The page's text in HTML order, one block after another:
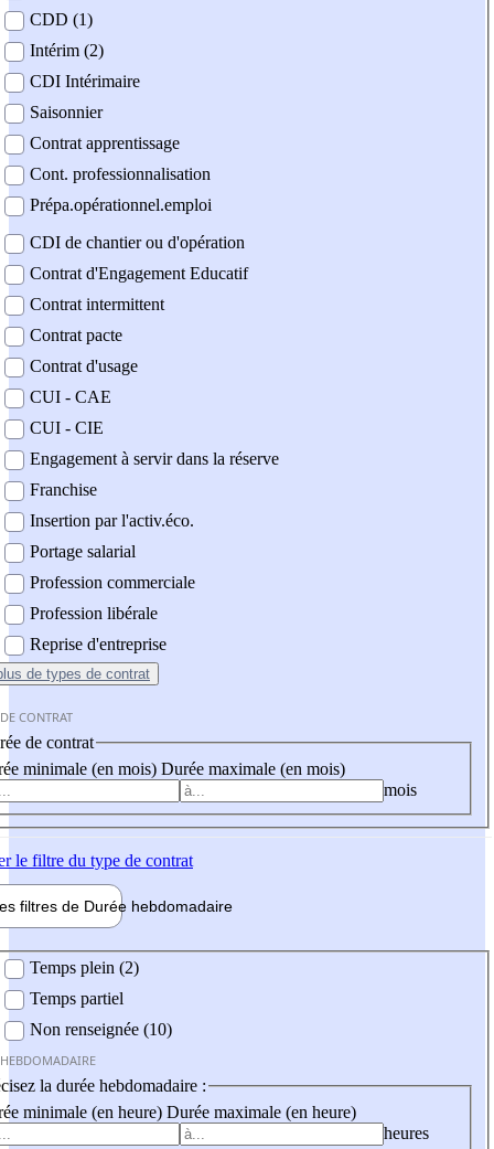
CDD (1)
Intérim (2)
CDI Intérimaire
Saisonnier
Contrat apprentissage
Cont. professionnalisation
Prépa.opérationnel.emploi
CDI de chantier ou d'opération
Contrat d'Engagement Educatif
Contrat intermittent
Contrat pacte
Contrat d'usage
CUI - CAE
CUI - CIE
Engagement à servir dans la réserve
Franchise
Insertion par l'activ.éco.
Portage salarial
Profession commerciale
Profession libérale
Reprise d'entreprise
de types de contrat
CONTRAT
de contrat
minimale (en mois) Durée maximale (en mois)
mois
le filtre du type de contrat
filtres de Durée hebdomadaire
Temps plein (2)
Temps partiel
Non renseignée (10)
la durée hebdomadaire :
minimale (en heure) Durée maximale (en heure)
heures